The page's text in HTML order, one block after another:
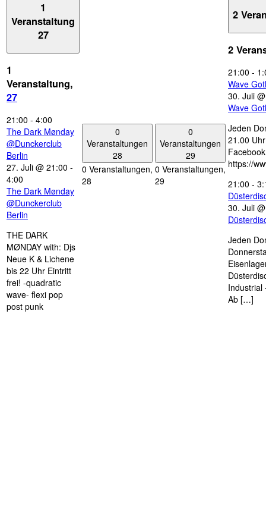
1
Veranstaltung
27
1
Veranstaltung,
27
21:00 - 4:00
The Dark Mønday
@Dunckerclub
Berlin
27. Juli @ 21:00 -
4:00
The Dark Mønday
@Dunckerclub
Berlin
THE DARK
MØNDAY with: Djs
Neue K & Lichene
bis 22 Uhr Eintritt
frei! -quadratic
wave- flexi pop
post punk
0
Veranstaltungen
28
0 Veranstaltungen,
28
0
Veranstaltungen
29
0 Veranstaltungen,
29
2
2
21:00 -
Wave
30. Juli
Wave
Jeden
21.00
https://
21:00 -
30. Juli
Jeden
Industrial
Ab […]